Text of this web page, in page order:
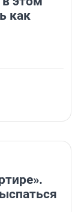
как